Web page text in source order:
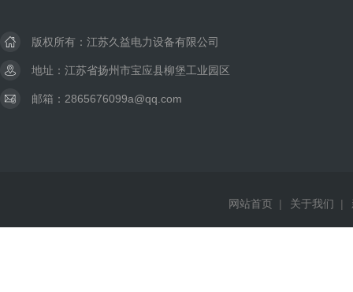
版权所有：江苏久益电力设备有限公司
地址：江苏省扬州市宝应县柳堡工业园区
邮箱：2865676099a@qq.com
网站首页 | 关于我们 |